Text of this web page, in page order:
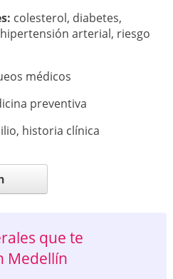
colesterol, diabetes,
hipertensión arterial, riesgo
médicos
preventiva
, historia clínica
que te
Medellín